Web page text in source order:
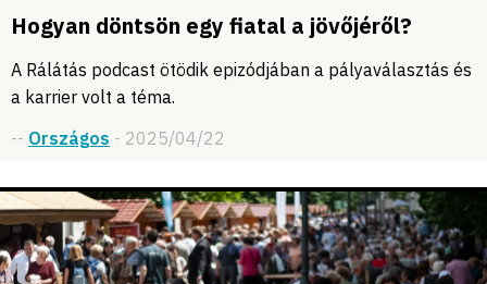
Hogyan döntsön egy fiatal a jövőjéről?
A Rálátás podcast ötödik epizódjában a pályaválasztás és
a karrier volt a téma.
-- Országos - 2025/04/22